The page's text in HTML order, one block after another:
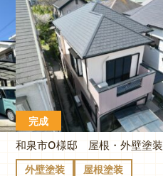
完成
和泉市O様邸 屋根・外壁塗装
外壁塗装 屋根塗装